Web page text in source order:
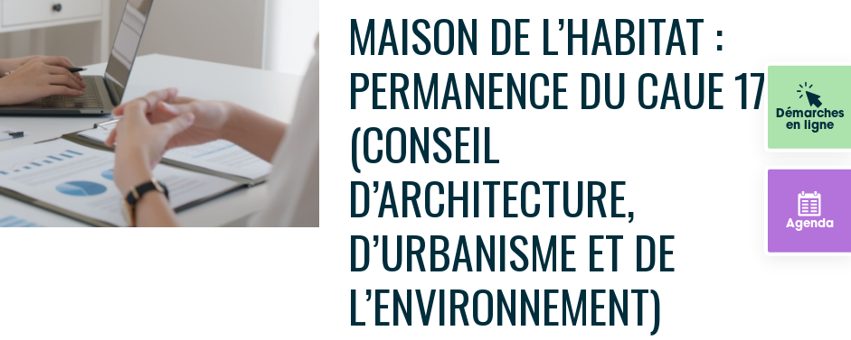
Démarches
en ligne
Agenda
MAISON DE L’HABITAT :
PERMANENCE DU CAUE 17
(CONSEIL
D’ARCHITECTURE,
D’URBANISME ET DE
L’ENVIRONNEMENT)